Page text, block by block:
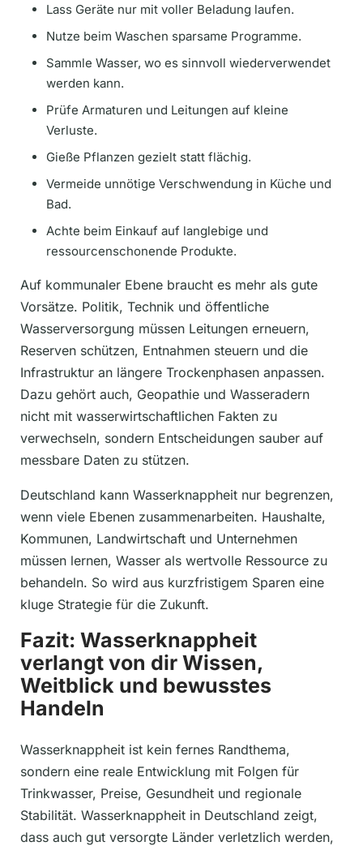
Lass Geräte nur mit voller Beladung laufen.
Nutze beim Waschen sparsame Programme.
Sammle Wasser, wo es sinnvoll wiederverwendet
werden kann.
Prüfe Armaturen und Leitungen auf kleine
Verluste.
Gieße Pflanzen gezielt statt flächig.
Vermeide unnötige Verschwendung in Küche und
Bad.
Achte beim Einkauf auf langlebige und
ressourcenschonende Produkte.
Auf kommunaler Ebene braucht es mehr als gute
Vorsätze. Politik, Technik und öffentliche
Wasserversorgung müssen Leitungen erneuern,
Reserven schützen, Entnahmen steuern und die
Infrastruktur an längere Trockenphasen anpassen.
Dazu gehört auch, Geopathie und Wasseradern
nicht mit wasserwirtschaftlichen Fakten zu
verwechseln, sondern Entscheidungen sauber auf
messbare Daten zu stützen.
Deutschland kann Wasserknappheit nur begrenzen,
wenn viele Ebenen zusammenarbeiten. Haushalte,
Kommunen, Landwirtschaft und Unternehmen
müssen lernen, Wasser als wertvolle Ressource zu
behandeln. So wird aus kurzfristigem Sparen eine
kluge Strategie für die Zukunft.
Fazit: Wasserknappheit
verlangt von dir Wissen,
Weitblick und bewusstes
Handeln
Wasserknappheit ist kein fernes Randthema,
sondern eine reale Entwicklung mit Folgen für
Trinkwasser, Preise, Gesundheit und regionale
Stabilität. Wasserknappheit in Deutschland zeigt,
dass auch gut versorgte Länder verletzlich werden,